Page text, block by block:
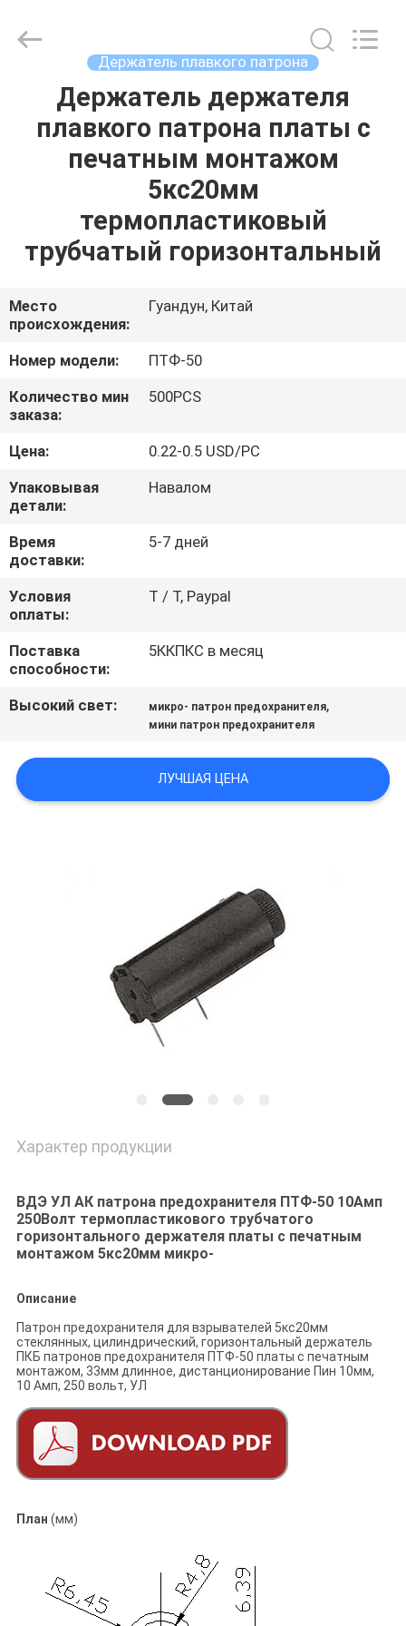
ДОМ
ПРОДУКТЫ
VR
О
НАС
ПУТЕШЕСТВИЕ
ФАБРИКИ
ПРОВЕРКА
КАЧЕСТВА
СВЯЖИТЕСЬ
МЫ
НОВОСТИ
СПРОСИТЕ
КАРТА
Electronics
Co.,Ltd.
Держатель плавкого патрона
Держатель держателя
плавкого патрона платы с
печатным монтажом
5кс20мм
термопластиковый
трубчатый горизонтальный
Место
происхождения:
Гуандун, Китай
Номер модели:
ПТФ-50
Количество мин
заказа:
500PCS
Цена:
0.22-0.5 USD/PC
Упаковывая
детали:
Навалом
Время
доставки:
5-7 дней
Условия
оплаты:
T / T, Paypal
Поставка
способности:
5ККПКС в месяц
Высокий свет: микро- патрон предохранителя,
мини патрон предохранителя
ЛУЧШАЯ ЦЕНА
Характер продукции
ВДЭ УЛ АК патрона предохранителя ПТФ-50 10Амп
250Волт термопластикового трубчатого
горизонтального держателя платы с печатным
монтажом 5кс20мм микро-
Описание
Патрон предохранителя для взрывателей 5кс20мм
стеклянных, цилиндрический, горизонтальный держатель
ПКБ патронов предохранителя ПТФ-50 платы с печатным
монтажом, 33мм длинное, дистанционирование Пин 10мм,
10 Амп, 250 вольт, УЛ
План (мм)